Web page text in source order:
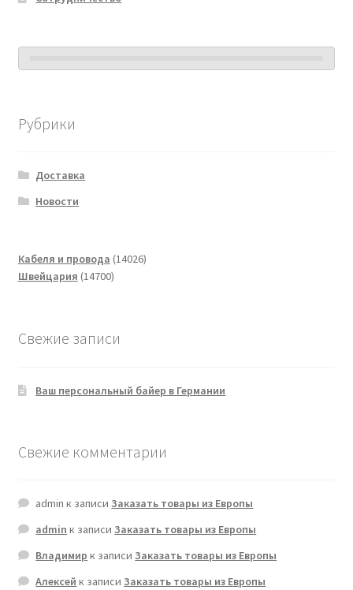
Рубрики
Доставка
Новости
Кабеля и провода 1402614026
Швейцария 1470014700
Свежие записи
Ваш персональный байер в Германии
Свежие комментарии
admin к записиЗаказать товары из Европы
admin к записиЗаказать товары из Европы
Владимир к записиЗаказать товары из Европы
Алексей к записиЗаказать товары из Европы